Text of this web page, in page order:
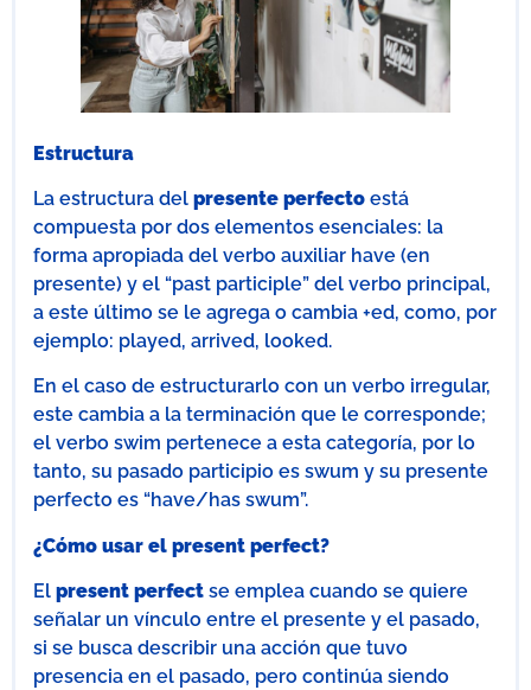
Estructura
La estructura del presente perfecto está
compuesta por dos elementos esenciales: la
forma apropiada del verbo auxiliar have (en
presente) y el “past participle” del verbo principal,
a este último se le agrega o cambia +ed, como, por
ejemplo: played, arrived, looked.
En el caso de estructurarlo con un verbo irregular,
este cambia a la terminación que le corresponde;
el verbo swim pertenece a esta categoría, por lo
tanto, su pasado participio es swum y su presente
perfecto es “have/has swum”.
¿Cómo usar el present perfect?
El present perfect se emplea cuando se quiere
señalar un vínculo entre el presente y el pasado,
si se busca describir una acción que tuvo
presencia en el pasado, pero continúa siendo